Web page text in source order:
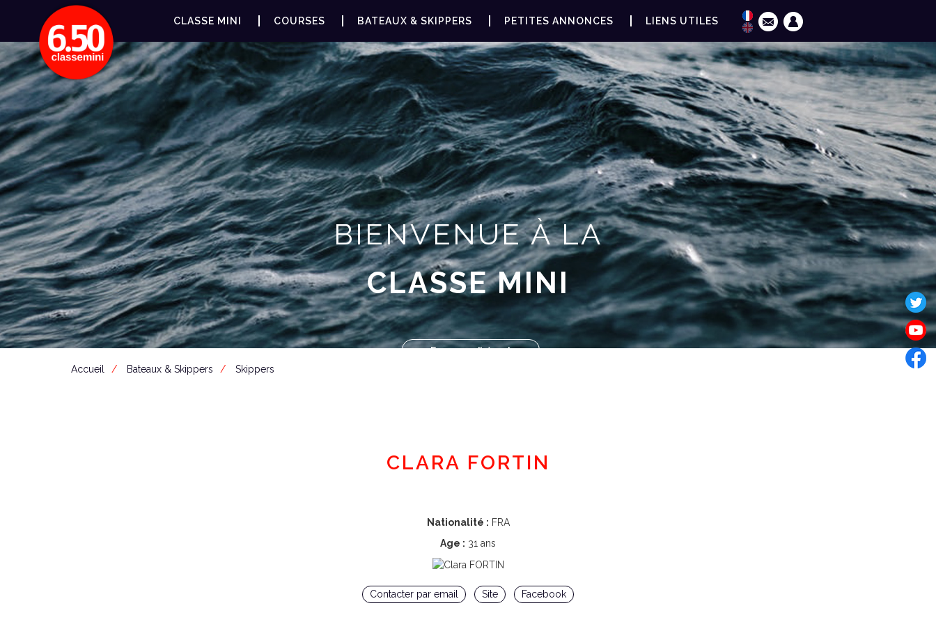
CLASSE MINI COURSES BATEAUX & SKIPPERS PETITES ANNONCES LIENS UTILES
BIENVENUE À LA
CLASSE MINI
Espace adhérent
Accueil
Bateaux & Skippers Skippers
CLARA FORTIN
Nationalité : FRA
Age : 31 ans
Contacter par email Site Facebook